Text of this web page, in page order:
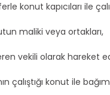
konut kapıcıları ile
maliki veya ortakları,
vekili olarak hareket
çalıştığı konut ile